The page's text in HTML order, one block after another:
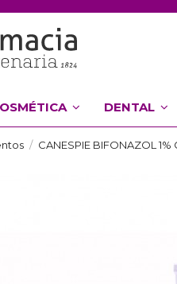
DENTAL
CANESPIE BIFONAZOL 1%